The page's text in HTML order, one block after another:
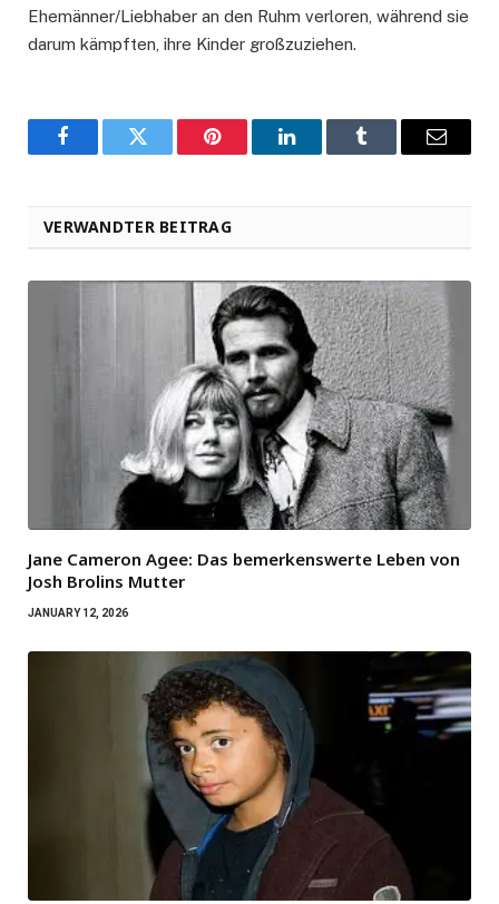
Ehemänner/Liebhaber an den Ruhm verloren, während sie
darum kämpften, ihre Kinder großzuziehen.
FacebookTwitter Pinterest LinkedInTumblr Email
VERWANDTER BEITRAG
Jane Cameron Agee: Das bemerkenswerte Leben von
Josh Brolins Mutter
JANUARY 12, 2026